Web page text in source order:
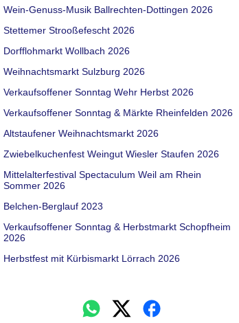
Wein-Genuss-Musik Ballrechten-Dottingen 2026
Stettemer Strooßefescht 2026
Dorfflohmarkt Wollbach 2026
Weihnachtsmarkt Sulzburg 2026
Verkaufsoffener Sonntag Wehr Herbst 2026
Verkaufsoffener Sonntag & Märkte Rheinfelden 2026
Altstaufener Weihnachtsmarkt 2026
Zwiebelkuchenfest Weingut Wiesler Staufen 2026
Mittelalterfestival Spectaculum Weil am Rhein
Sommer 2026
Belchen-Berglauf 2023
Verkaufsoffener Sonntag & Herbstmarkt Schopfheim
2026
Herbstfest mit Kürbismarkt Lörrach 2026